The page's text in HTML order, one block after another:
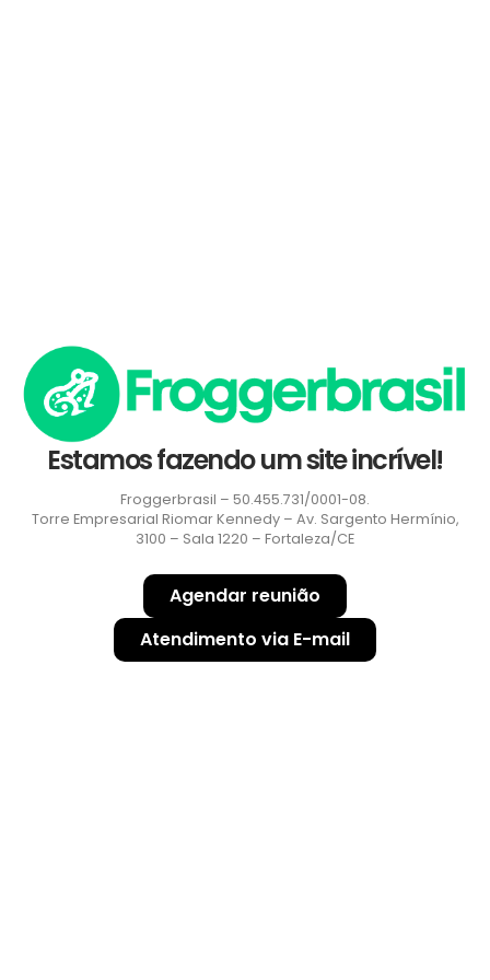
Estamos fazendo um site incrível!
Froggerbrasil – 50.455.731/0001-08.
Torre Empresarial Riomar Kennedy – Av. Sargento Hermínio,
3100 – Sala 1220 – Fortaleza/CE
Agendar reunião
Atendimento via E-mail